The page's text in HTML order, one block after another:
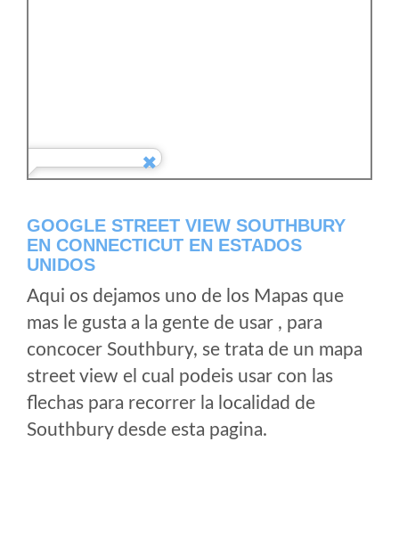
GOOGLE STREET VIEW SOUTHBURY
EN CONNECTICUT EN ESTADOS
UNIDOS
Aqui os dejamos uno de los Mapas que
mas le gusta a la gente de usar , para
concocer Southbury, se trata de un mapa
street view el cual podeis usar con las
flechas para recorrer la localidad de
Southbury desde esta pagina.